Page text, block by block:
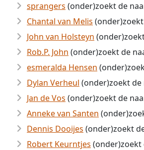
sprangers (onder)zoekt de
Chantal van Melis
John van Holsteyn
Rob.P. John (onder)zoekt de
esmeralda Hensen
Dylan Verheul (onder)zoekt de
Jan de Vos (onder)zoekt de
Anneke van Santen
Dennis Dooijes (onder)zoekt
Robert Keurntjes (onder)zoekt